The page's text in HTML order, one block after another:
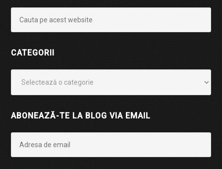
CATEGORII
ABONEAZĂ-TE LA BLOG VIA EMAIL
email